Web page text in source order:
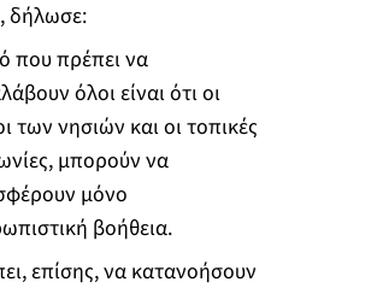
δήλωσε:
που πρέπει να
όλοι είναι ότι οι
των νησιών και οι τοπικές
μπορούν να
μόνο
βοήθεια.
επίσης, να κατανοήσουν